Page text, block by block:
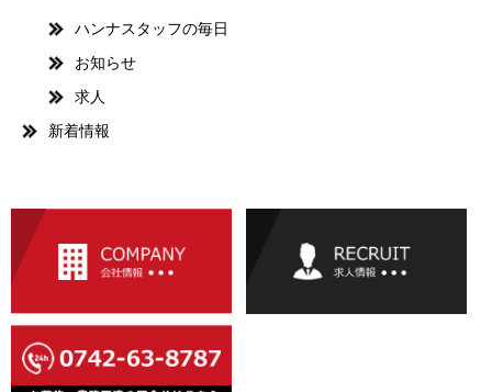
ハンナスタッフの毎日
お知らせ
求人
新着情報